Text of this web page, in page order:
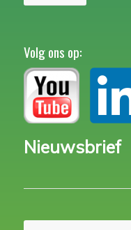
Volg ons op:
Nieuwsbrief